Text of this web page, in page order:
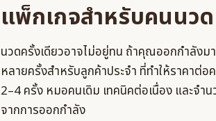
แพ็กเกจสำหรับคนนวด
นวดครั้งเดียวอาจไม่อยู่ทน ถ้าคุณออกกำลังม
หลายครั้งสำหรับลูกค้าประจำ ที่ทำให้ราคาต่
2–4 ครั้ง หมอคนเดิม เทคนิคต่อเนื่อง และจำ
จากการออกกำลัง